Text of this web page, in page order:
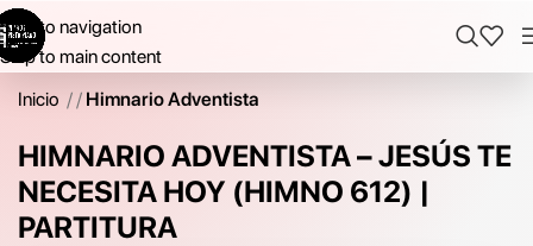
Skip to navigation
Skip to main content
Inicio / Himnario Adventista
HIMNARIO ADVENTISTA – JESÚS TE
NECESITA HOY (HIMNO 612) |
PARTITURA